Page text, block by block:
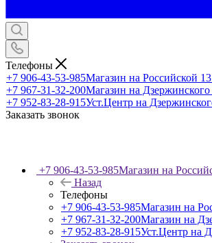
Телефоны
+7 906-43-53-985Магазин на Российской
+7 967-31-32-200Магазин на Дзержинского
+7 952-83-28-915Уст.Центр на
Заказать звонок
+7 906-43-53-985Магазин на
Назад
Телефоны
+7 906-43-53-985Магазин на
+7 967-31-32-200Магазин на
+7 952-83-28-915Уст.Центр на